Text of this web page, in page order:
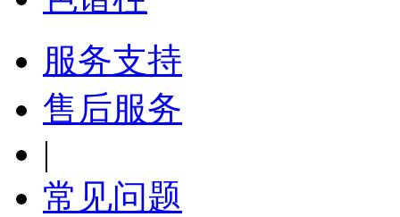
服务支持
售后服务
|
常见问题